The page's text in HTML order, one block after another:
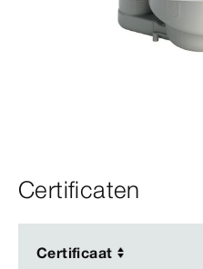
Certificaten
Certificaat
Certificaat